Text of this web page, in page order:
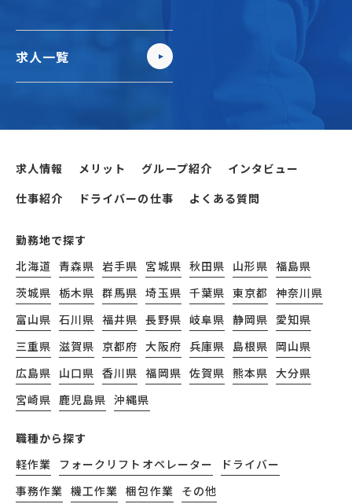
求人一覧
求人情報 メリット グループ紹介
インタビュー
仕事紹介
ドライバーの仕事 よくある質問
勤務地で探す
北海道 青森県 岩手県 宮城県 秋田県 山形県 福島県
茨城県 栃木県 群馬県 埼玉県 千葉県 東京都 神奈川県
富山県 石川県 福井県 長野県 岐阜県 静岡県 愛知県
三重県 滋賀県 京都府 大阪府 兵庫県 島根県 岡山県
広島県 山口県 香川県 福岡県 佐賀県 熊本県 大分県
宮崎県 鹿児島県 沖縄県
職種から探す
軽作業
フォークリフトオペレーター
ドライバー
事務作業 機工作業 梱包作業 その他